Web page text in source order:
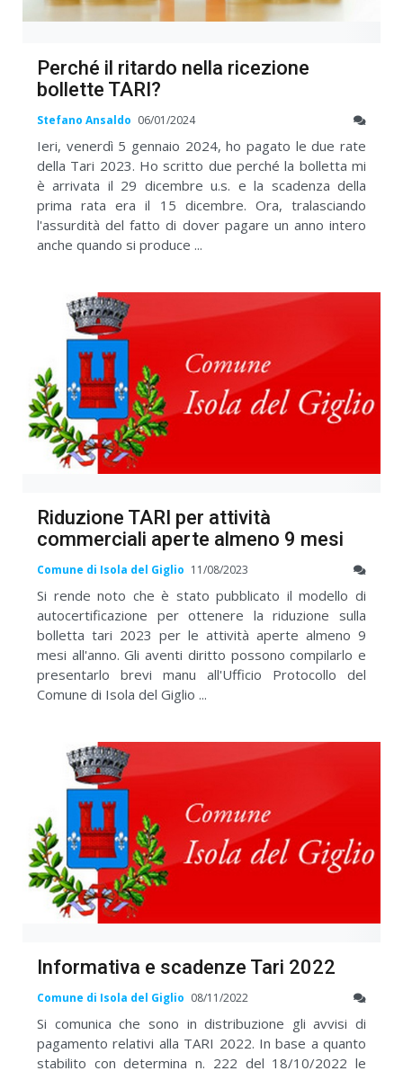
Perché il ritardo nella ricezione
bollette TARI?
Stefano Ansaldo 06/01/2024
Ieri, venerdì 5 gennaio 2024, ho pagato le due rate
della Tari 2023. Ho scritto due perché la bolletta mi
è arrivata il 29 dicembre u.s. e la scadenza della
prima rata era il 15 dicembre. Ora, tralasciando
l'assurdità del fatto di dover pagare un anno intero
anche quando si produce ...
Riduzione TARI per attività
commerciali aperte almeno 9 mesi
Comune di Isola del Giglio 11/08/2023
Si rende noto che è stato pubblicato il modello di
autocertificazione per ottenere la riduzione sulla
bolletta tari 2023 per le attività aperte almeno 9
mesi all'anno. Gli aventi diritto possono compilarlo e
presentarlo brevi manu all'Ufficio Protocollo del
Comune di Isola del Giglio ...
Informativa e scadenze Tari 2022
Comune di Isola del Giglio 08/11/2022
Si comunica che sono in distribuzione gli avvisi di
pagamento relativi alla TARI 2022. In base a quanto
stabilito con determina n. 222 del 18/10/2022 le